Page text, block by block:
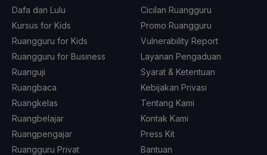
Dafa dan Lulu
Kursus for Kids
Ruangguru for Kids
Ruangguru for Business
Ruanguji
Ruangbaca
Ruangkelas
Ruangbelajar
Ruangpengajar
Ruangguru Privat
Cicilan Ruangguru
Promo Ruangguru
Vulnerability Report
Layanan Pengaduan
Syarat & Ketentuan
Kebijakan Privasi
Tentang Kami
Kontak Kami
Press Kit
Bantuan